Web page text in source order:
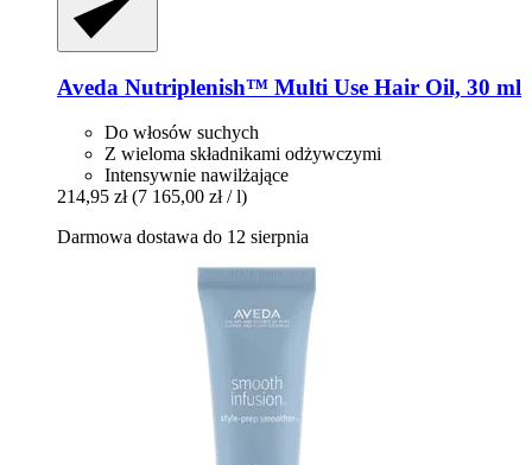
Aveda Nutriplenish™ Multi Use Hair Oil, 30 ml
Do włosów suchych
Z wieloma składnikami odżywczymi
Intensywnie nawilżające
214,95 zł (7 165,00 zł / l)
Darmowa dostawa do 12 sierpnia